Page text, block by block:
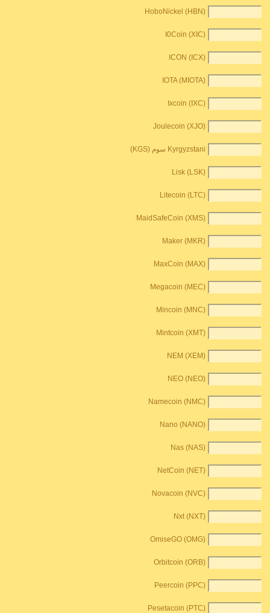
HoboNickel (HBN)
I0Coin (XIC)
ICON (ICX)
IOTA (MIOTA)
Ixcoin (IXC)
Joulecoin (XJO)
Kyrgyzstani سوم (KGS)
Lisk (LSK)
Litecoin (LTC)
MaidSafeCoin (XMS)
Maker (MKR)
MaxCoin (MAX)
Megacoin (MEC)
Mincoin (MNC)
Mintcoin (XMT)
NEM (XEM)
NEO (NEO)
Namecoin (NMC)
Nano (NANO)
Nas (NAS)
NetCoin (NET)
Novacoin (NVC)
Nxt (NXT)
OmiseGO (OMG)
Orbitcoin (ORB)
Peercoin (PPC)
Pesetacoin (PTC)